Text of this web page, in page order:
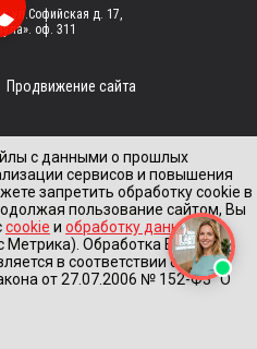
ул.Софийская д. 17,
оф. 311
Продвижение сайта
с данными о прошлых
сервисов и повышения
запретить обработку cookie в
пользование сайтом, Вы
cookie и обработку данныхс
Метрика). Обработка Ваших
в соответствии с
от 27.07.2006 № 152-Ф3 "О